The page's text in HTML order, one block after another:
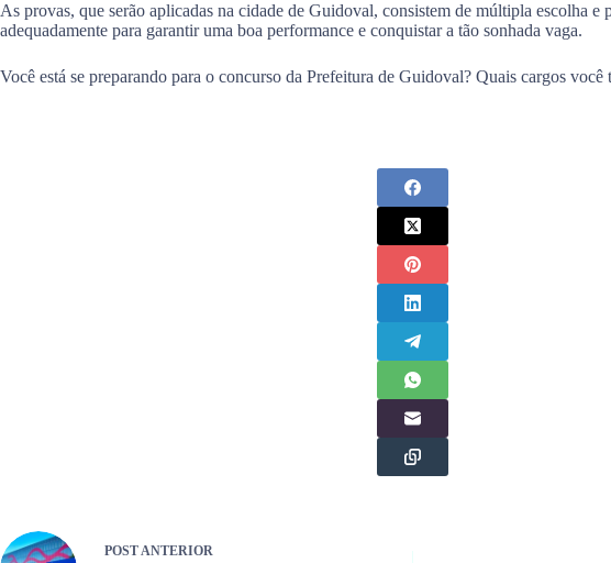
As provas, que serão aplicadas na cidade de Guidoval, consistem de múltipla escolha
adequadamente para garantir uma boa performance e conquistar a tão sonhada vaga.
Você está se preparando para o concurso da Prefeitura de Guidoval? Quais cargos
POST ANTERIOR